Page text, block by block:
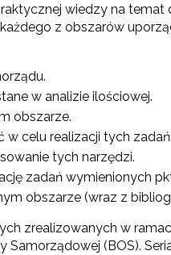
wiedzy na temat
z obszarów
w analizie ilościowej.
obszarze.
celu realizacji tych zadań.
tych narzędzi.
zadań wymienionych
obszarze (wraz z
zrealizowanych w
Samorządowej (BOS).